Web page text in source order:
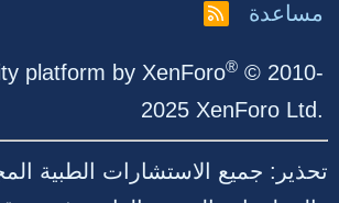
مساعدة
R
platform by XenForo® © 2010-
2025 XenForo Ltd.
تحذير: جميع الاستشارات الطبية